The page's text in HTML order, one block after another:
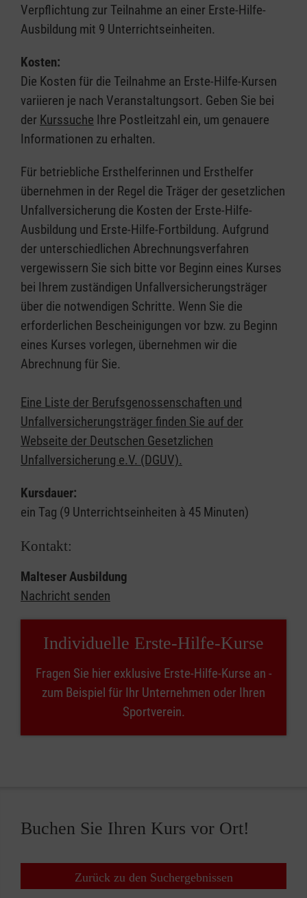
Verpflichtung zur Teilnahme an einer Erste-Hilfe-
Ausbildung mit 9 Unterrichtseinheiten.
Kosten:
Die Kosten für die Teilnahme an Erste-Hilfe-Kursen
variieren je nach Veranstaltungsort. Geben Sie bei
der Kurssuche Ihre Postleitzahl ein, um genauere
Informationen zu erhalten.
Für betriebliche Ersthelferinnen und Ersthelfer
übernehmen in der Regel die Träger der gesetzlichen
Unfallversicherung die Kosten der Erste-Hilfe-
Ausbildung und Erste-Hilfe-Fortbildung. Aufgrund
der unterschiedlichen Abrechnungsverfahren
vergewissern Sie sich bitte vor Beginn eines Kurses
bei Ihrem zuständigen Unfallversicherungsträger
über die notwendigen Schritte. Wenn Sie die
erforderlichen Bescheinigungen vor bzw. zu Beginn
eines Kurses vorlegen, übernehmen wir die
Abrechnung für Sie.
Eine Liste der Berufsgenossenschaften und
Unfallversicherungsträger finden Sie auf der
Webseite der Deutschen Gesetzlichen
Unfallversicherung e.V. (DGUV).
Kursdauer:
ein Tag (9 Unterrichtseinheiten à 45 Minuten)
Kontakt:
Malteser Ausbildung
Nachricht senden
Individuelle Erste-Hilfe-Kurse
Fragen Sie hier exklusive Erste-Hilfe-Kurse an -
zum Beispiel für Ihr Unternehmen oder Ihren
Sportverein.
Buchen Sie Ihren Kurs vor Ort!
Zurück zu den Suchergebnissen